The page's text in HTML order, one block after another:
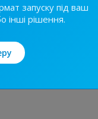
запуску під ваш
інші рішення.